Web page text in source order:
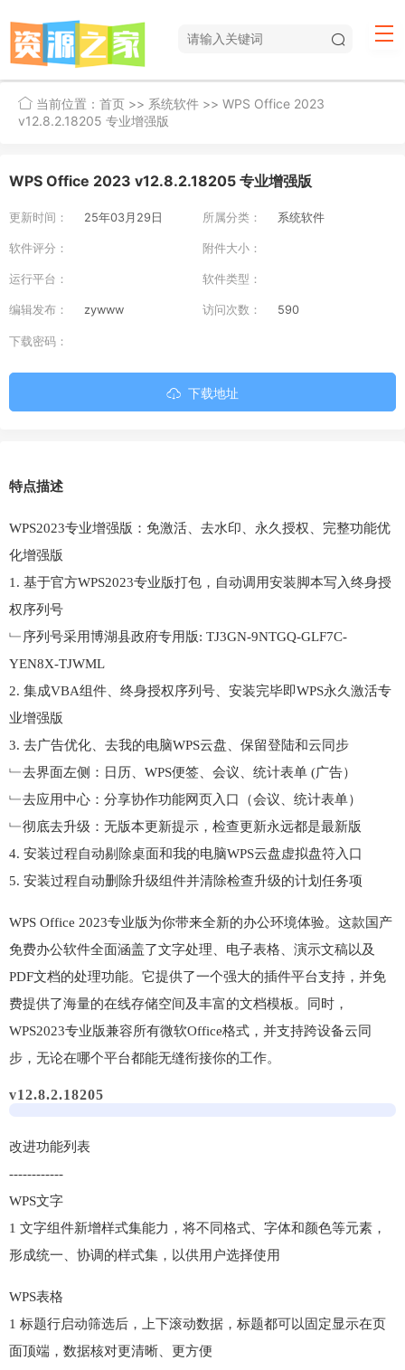
当前位置： 首页 >> 系统软件 >> WPS Office 2023
v12.8.2.18205 专业增强版
WPS Office 2023 v12.8.2.18205 专业增强版
更新时间： 25年03月29日 所属分类： 系统软件
软件评分： 附件大小：
运行平台： 软件类型：
编辑发布： zywww 访问次数： 590
下载密码：
下载地址
特点描述
WPS2023专业增强版：免激活、去水印、永久授权、完整功能优
化增强版
1. 基于官方WPS2023专业版打包，自动调用安装脚本写入终身授
权序列号
﹂序列号采用博湖县政府专用版: TJ3GN-9NTGQ-GLF7C-
YEN8X-TJWML
2. 集成VBA组件、终身授权序列号、安装完毕即WPS永久激活专
业增强版
3. 去广告优化、去我的电脑WPS云盘、保留登陆和云同步
﹂去界面左侧：日历、WPS便签、会议、统计表单 (广告）
﹂去应用中心：分享协作功能网页入口（会议、统计表单）
﹂彻底去升级：无版本更新提示，检查更新永远都是最新版
4. 安装过程自动剔除桌面和我的电脑WPS云盘虚拟盘符入口
5. 安装过程自动删除升级组件并清除检查升级的计划任务项
WPS Office 2023专业版为你带来全新的办公环境体验。这款国产
免费办公软件全面涵盖了文字处理、电子表格、演示文稿以及
PDF文档的处理功能。它提供了一个强大的插件平台支持，并免
费提供了海量的在线存储空间及丰富的文档模板。同时，
WPS2023专业版兼容所有微软Office格式，并支持跨设备云同
步，无论在哪个平台都能无缝衔接你的工作。
v12.8.2.18205
改进功能列表
------------
WPS文字
1 文字组件新增样式集能力，将不同格式、字体和颜色等元素，
形成统一、协调的样式集，以供用户选择使用
WPS表格
1 标题行启动筛选后，上下滚动数据，标题都可以固定显示在页
面顶端，数据核对更清晰、更方便